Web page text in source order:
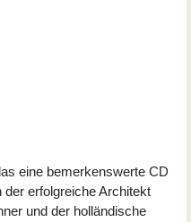
eine bemerkenswerte CD
erfolgreiche Architekt
und der holländische